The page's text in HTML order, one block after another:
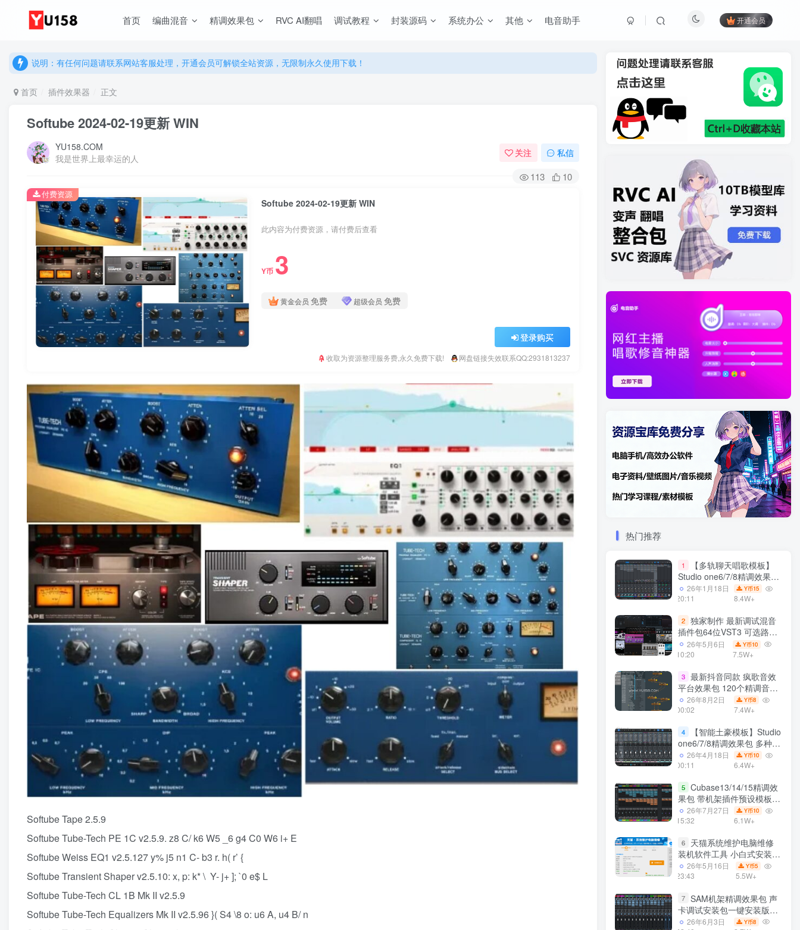
首页 编曲混音 精调效果包 RVC AI翻唱 调试教程 封装源码 系统办公 其他 电音助手 开通会员
提示：网站登录及下载问题，请联系网站底部客服。加入会员享更多优惠，VIP资源群学习特权！
提示：网站登录及下载问题，请联系网站底部客服。加入会员享更多优惠，VIP资源群学习特权！
首页 插件效果器 正文
Softube 2024-02-19更新 WIN
YU158.COM
我是世界上最幸运的人
关注 私信
113 10
Softube 2024-02-19更新 WIN
此内容为付费资源，请付费后查看
Y币 3
黄金会员 免费 超级会员 免费
登录购买
收取为资源整理服务费,永久免费下载! 网盘链接失效联系QQ:2931813237
付费资源
Softube Tape 2.5.9
Softube Tube-Tech PE 1C v2.5.9. z8 C/ k6 W5 _6 g4 C0 W6 i+ E
Softube Weiss EQ1 v2.5.127 y% j5 n1 C- b3 r. h( r’ {
Softube Transient Shaper v2.5.10: x, p: k* \ Y- j+ ]; `0 e$ L
Softube Tube-Tech CL 1B Mk II v2.5.9
Softube Tube-Tech Equalizers Mk II v2.5.96 }( S4 \8 o: u6 A, u4 B/ n
热门推荐
1
【多轨聊天唱歌模板】
Studio one6/7/8精调效果包
多种效果模式 声卡调试好直
播预设模板
26年1月18日
20:11
Y币15
8.4W+
2 独家制作 最新调试混音
插件包64位VST3 可选路径
一键安装550个效果器合集
v3.0 WiN 支持定制
26年5月6日
10:20
Y币10
7.5W+
3 最新抖音同款 疯歌音效
平台效果包 120个精调音效
包+软件自带170个音效
+600个插件 带安装教程全
26年8月2日
00:02
Y币8
7.4W+
4
【智能土豪模板】Studio
one6/7/8精调效果包 多种效
果模式可选 声卡调试好预设
带插件全套文件
26年4月18日
00:11
Y币10
6.4W+
5 Cubase13/14/15精调效
果包 带机架插件预设模板
声卡调试好效果工程文件
26年7月27日
15:32
Y币10
6.1W+
6
天猫系统维护电脑维修
装机软件工具 小白式安装
完全一键安装系统 电脑系统
装机软件 一键重装系统
26年5月16日
23:43
Y币5
5.5W+
7 SAM机架精调效果包 声
卡调试安装包一键安装版模
板 带插件预设效果文件
26年6月3日
Y币8